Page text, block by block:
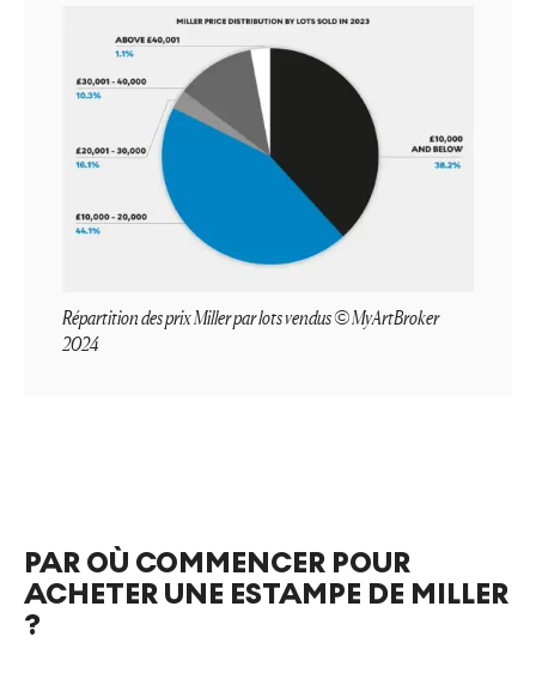
Répartition des prix Miller par lots vendus © MyArtBroker
2024
PAR OÙ COMMENCER POUR
ACHETER UNE ESTAMPE DE MILLER
?